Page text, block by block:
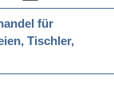
für
Tischler,